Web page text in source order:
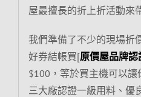
屋最擅長的折上折活動來
我們準備了不少的現場折
好券結帳買[原價屋品牌認
$100，等於買主機可以讓
三大廠認證一級用料、優